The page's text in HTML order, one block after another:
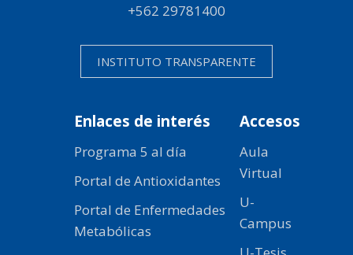
+562 29781400
INSTITUTO TRANSPARENTE
Enlaces de interés
Programa 5 al día
Portal de Antioxidantes
Portal de Enfermedades
Metabólicas
Accesos
Aula
Virtual
U-
Campus